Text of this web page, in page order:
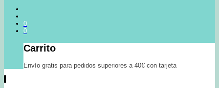
0
0
Carrito
Envío gratis para pedidos superiores a 40€ con tarjeta